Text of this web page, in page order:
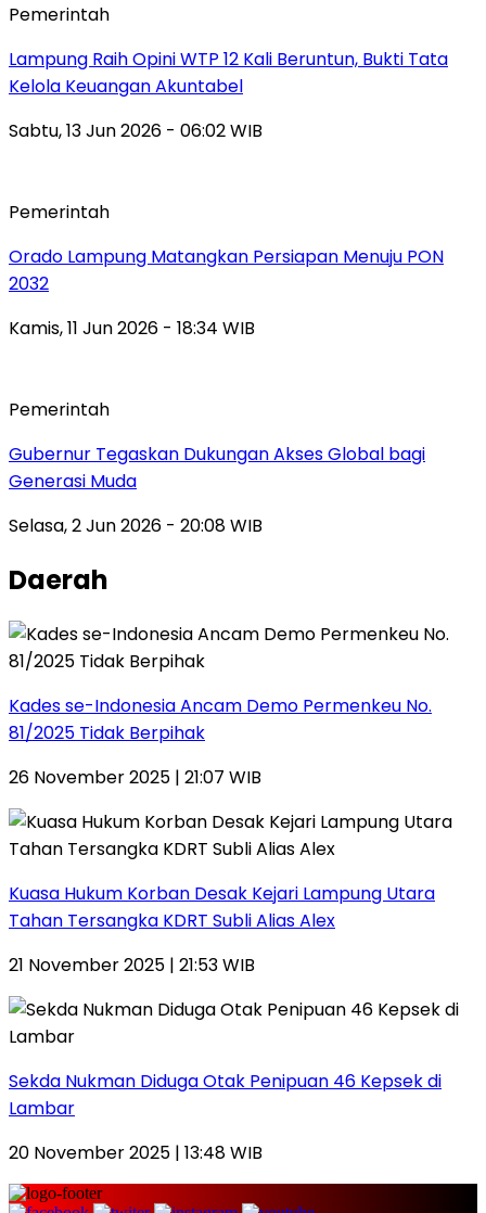
Pemerintah
Lampung Raih Opini WTP 12 Kali Beruntun, Bukti Tata
Kelola Keuangan Akuntabel
Sabtu, 13 Jun 2026 - 06:02 WIB
Pemerintah
Orado Lampung Matangkan Persiapan Menuju PON
2032
Kamis, 11 Jun 2026 - 18:34 WIB
Pemerintah
Gubernur Tegaskan Dukungan Akses Global bagi
Generasi Muda
Selasa, 2 Jun 2026 - 20:08 WIB
Daerah
Kades se-Indonesia Ancam Demo Permenkeu No.
81/2025 Tidak Berpihak
26 November 2025 | 21:07 WIB
Kuasa Hukum Korban Desak Kejari Lampung Utara
Tahan Tersangka KDRT Subli Alias Alex
21 November 2025 | 21:53 WIB
Sekda Nukman Diduga Otak Penipuan 46 Kepsek di
Lambar
20 November 2025 | 13:48 WIB